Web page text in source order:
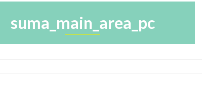
suma_main_area_pc